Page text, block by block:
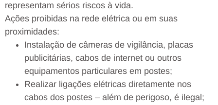
representam sérios riscos à vida.
Ações proibidas na rede elétrica ou em suas
proximidades:
Instalação de câmeras de vigilância, placas
publicitárias, cabos de internet ou outros
equipamentos particulares em postes;
Realizar ligações elétricas diretamente nos
cabos dos postes – além de perigoso, é ilegal;